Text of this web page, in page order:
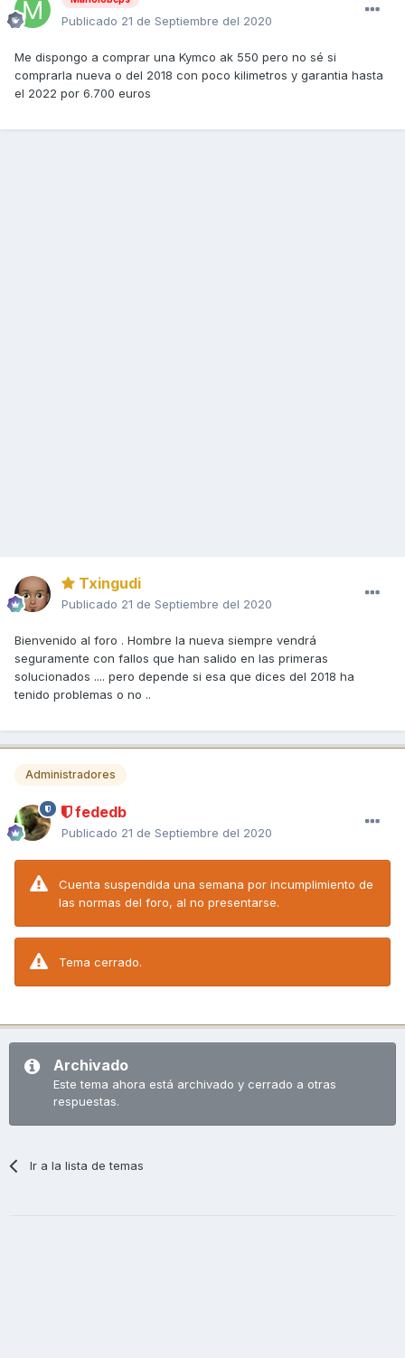
Publicado 21 de Septiembre del 2020
Me dispongo a comprar una Kymco ak 550 pero no sé si
comprarla nueva o del 2018 con poco kilimetros y garantia hasta
el 2022 por 6.700 euros
Txingudi
Publicado 21 de Septiembre del 2020
Bienvenido al foro . Hombre la nueva siempre vendrá
seguramente con fallos que han salido en las primeras
solucionados .... pero depende si esa que dices del 2018 ha
tenido problemas o no ..
Administradores
fededb
Publicado 21 de Septiembre del 2020
Cuenta suspendida una semana por incumplimiento de
las normas del foro, al no presentarse.
Tema cerrado.
Archivado
Este tema ahora está archivado y cerrado a otras
respuestas.
Ir a la lista de temas